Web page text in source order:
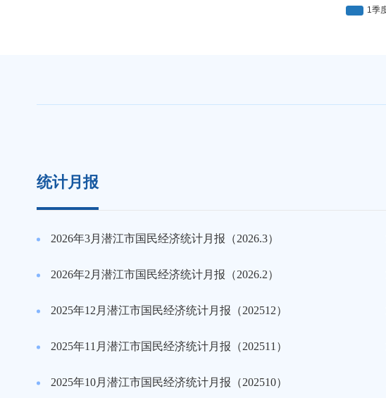
统计月报
2026年3月潜江市国民经济统计月报（2026.3）
2026年2月潜江市国民经济统计月报（2026.2）
2025年12月潜江市国民经济统计月报（202512）
2025年11月潜江市国民经济统计月报（202511）
2025年10月潜江市国民经济统计月报（202510）